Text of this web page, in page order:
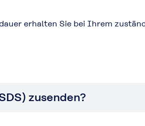
erhalten Sie bei Ihrem
zusenden?